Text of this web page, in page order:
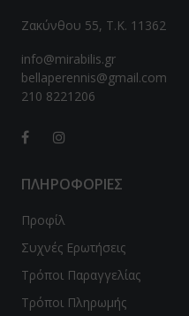
Ζακύνθου 55, Τ.Κ. 11362
info@mirabilis.gr
bellaperennis@gmail.com
210 8221206
ΠΛΗΡΟΦΟΡΙΕΣ
Προφίλ
Συχνές Ερωτήσεις
Τρόποι Παραγγελίας
Τρόποι Πληρωμής